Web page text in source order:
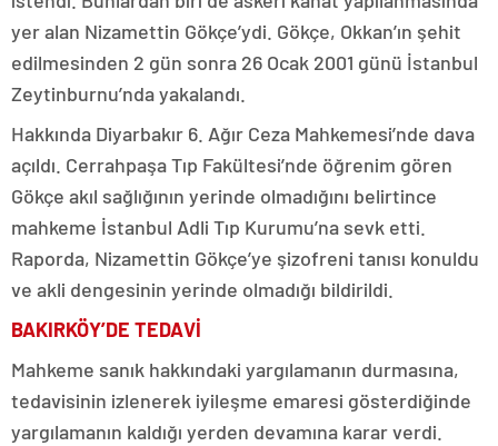
yer alan Nizamettin Gökçe’ydi. Gökçe, Okkan’ın şehit
edilmesinden 2 gün sonra 26 Ocak 2001 günü İstanbul
Zeytinburnu’nda yakalandı.
Hakkında Diyarbakır 6. Ağır Ceza Mahkemesi’nde dava
açıldı. Cerrahpaşa Tıp Fakültesi’nde öğrenim gören
Gökçe akıl sağlığının yerinde olmadığını belirtince
mahkeme İstanbul Adli Tıp Kurumu’na sevk etti.
Raporda, Nizamettin Gökçe’ye şizofreni tanısı konuldu
ve akli dengesinin yerinde olmadığı bildirildi.
BAKIRKÖY’DE TEDAVİ
Mahkeme sanık hakkındaki yargılamanın durmasına,
tedavisinin izlenerek iyileşme emaresi gösterdiğinde
yargılamanın kaldığı yerden devamına karar verdi.